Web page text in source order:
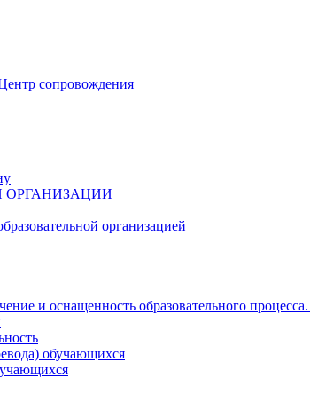
сопровождения
ОРГАНИЗАЦИИ
организацией
и оснащенность образовательного
обучающихся